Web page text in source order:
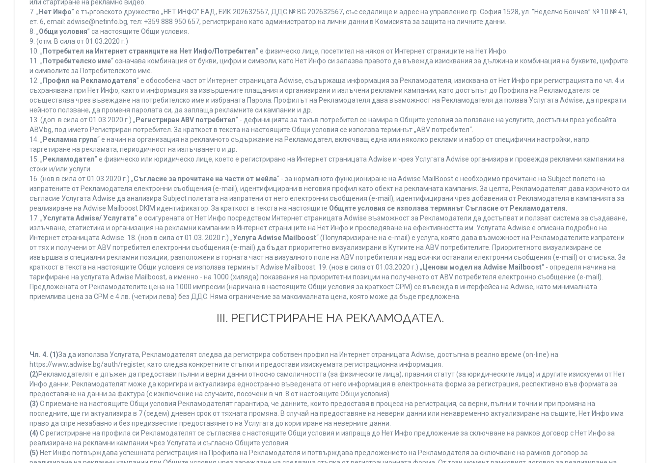
или стартиране на рекламно видео.
7. „ Нет Инфо” е търговското дружество „НЕТ ИНФО” ЕАД, ЕИК 202632567, ДДС № BG 202632567, със седалище и адрес на управление гр. София 1528, ул. ”Неделчо Бончев” № 10 № 41,
ет. 6, еmail: adwise@netinfo.bg, тел: +359 888 950 657, регистрирано като администратор на лични данни в Комисията за защита на личните данни.
8. „Общи условия” са настоящите Общи условия.
9. (отм. В сила от 01.03.2020 г.)
10. „ Потребител на Интернет страниците на Нет Инфо/Потребител” е физическо лице, посетител на някоя от Интернет страниците на Нет Инфо.
11. „ Потребителско име“ означава комбинация от букви, цифри и символи, като Нет Инфо си запазва правото да въвежда изисквания за дължина и комбинация на буквите, цифрите
и символите за Потребителското име.
12. „ Профил на Рекламодателя” е обособена част от Интернет страницата Adwise, съдържаща информация за Рекламодателя, изисквана от Нет Инфо при регистрацията по чл. 4 и
съхранявана при Нет Инфо, както и информация за извършените плащания и организирани и излъчени рекламни кампании, като достъпът до Профила на Рекламодателя се
осъществява чрез въвеждане на потребителско име и избраната Парола. Профилът на Рекламодателя дава възможност на Рекламодателя да ползва Услугата Adwise, да прекрати
нейното ползване, да променя паролата си, да заплаща рекламните си кампании и др.
13. (доп. в сила от 01.03.2020 г.) „ Регистриран ABV потребител“ - дефиницията за такъв потребител се намира в Общите условия за ползване на услугите, достъпни през уебсайта
ABV.bg, под името Регистриран потребител. За краткост в текста на настоящите Общи условия се използва терминът „ABV потребител“.
14. „ Рекламна група“ е начин на организация на рекламното съдържание на Рекламодател, включващ една или няколко реклами и набор от специфични настройки, напр.
таргетиране на рекламата, периодичност на излъчването и др.
15. „ Рекламодател” е физическо или юридическо лице, което е регистрирано на Интернет страницата Adwise и чрез Услугата Adwise организира и провежда рекламни кампании на
стоки и/или услуги.
16. (нов в сила от 01.03.2020 г.) „Съгласие за прочитане на части от мейла“ - за нормалното функциониране на Adwise MailBoost е необходимо прочитане на Subject полето на
изпратените от Рекламодателя електронни съобщения (e-mail), идентифицирани в неговия профил като обект на рекламната кампания. За целта, Рекламодателят дава изричното си
съгласие Услугата Adwise да анализира Subject полетата на изпратени от него електронни съобщения (e-mail), идентифицирани чрез добавения от Рекламодателя в кампанията за
реализиране на Adwise Mailboost DKIM идентификатор. За краткост в текста на настоящите Общите условия се използва терминът Съгласие от Рекламодателя
17. „Услугата Adwise/ Услугата“ е осигурената от Нет Инфо посредством Интернет страницата Adwise възможност за Рекламодатели да достъпват и ползват система за създаване,
излъчване, статистика и организация на рекламни кампании в Интернет страниците на Нет Инфо и проследяване на ефективността им. Услугата Adwise е описана подробно на
Интернет страницата Adwise. 18. (нов в сила от 01.03..2020 г.) „Услуга Adwise Mailboost“ (Популяризиране на e-mail) е услуга, която дава възможност на Рекламодателите изпратени
от тях и получени от ABV потребител електронни съобщения (e-mail) да бъдат приоритетно визуализирани в Кутиите на ABV потребителите. Приоритетното визуализиране се
извършва в специални рекламни позиции, разположени в горната част на визуалното поле на ABV потребителя и над всички останали електронни съобщения (e-mail) от списъка. За
краткост в текста на настоящите Общи условия се използва терминът Adwise Mailboost. 19. (нов в сила от 01.03.2020 г.) „ Ценови модел на Adwise Mailboost“ - определя начина на
тарифиране на услугата Adwise Mailboost, а именно - на 1000 (хиляда) показвания на приоритетни позиции на полученото от ABV потребителя електронно съобщение (e-mail).
Предложената от Рекламодателите цена на 1000 импресии (наричана в настоящите Общи условия за краткост CPM) се въвежда в интерфейса на Adwise, като минималната
приемлива цена за CPM е 4 лв. (четири лева) без ДДС. Няма ограничение за максималната цена, която може да бъде предложена.
ІІІ. РЕГИСТРИРАНЕ НА РЕКЛАМОДАТЕЛ.
Чл. 4. (1)За да използва Услугата, Рекламодателят следва да регистрира собствен профил на Интернет страницата Adwise, достъпна в реално време (on-line) на
https://www.adwise.bg/auth/register, като следва конкретните стъпки и предостави изискуемата регистрационна информация.
(2)Рекламодателят е длъжен да предостави пълни и верни данни относно самоличността (за физическите лица), правния статут (за юридическите лица) и другите изискуеми от Нет
Инфо данни. Рекламодателят може да коригира и актуализира едностранно въведената от него информация в електронната форма за регистрация, респективно във формата за
предоставяне на данни за фактура (с изключение на случаите, посочени в чл. 8 от настоящите Общи условия).
(3) С приемане на настоящите Общи условия Рекламодателят гарантира, че данните, които предоставя в процеса на регистрация, са верни, пълни и точни и при промяна на
последните, ще ги актуализира в 7 (седем) дневен срок от тяхната промяна. В случай на предоставяне на неверни данни или ненавременно актуализиране на същите, Нет Инфо има
право да спре незабавно и без предизвестие предоставянето на Услугата до коригиране на неверните данни.
(4) С регистриране на профила си Рекламодателят се съгласява с настоящите Общи условия и изпраща до Нет Инфо предложение за сключване на рамков договор с Нет Инфо за
реализиране на рекламни кампании чрез Услугата и съгласно Общите условия.
(5) Нет Инфо потвърждава успешната регистрация на Профила на Рекламодателя и потвърждава предложението на Рекламодателя за сключване на рамков договор за